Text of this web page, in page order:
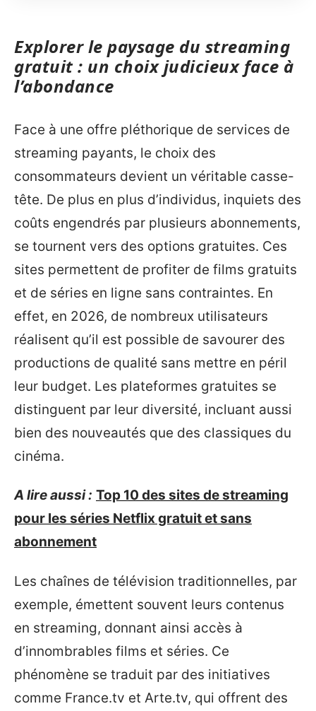
Explorer le paysage du streaming
gratuit : un choix judicieux face à
l’abondance
Face à une offre pléthorique de services de
streaming payants, le choix des
consommateurs devient un véritable casse-
tête. De plus en plus d’individus, inquiets des
coûts engendrés par plusieurs abonnements,
se tournent vers des options gratuites. Ces
sites permettent de profiter de films gratuits
et de séries en ligne sans contraintes. En
effet, en 2026, de nombreux utilisateurs
réalisent qu’il est possible de savourer des
productions de qualité sans mettre en péril
leur budget. Les plateformes gratuites se
distinguent par leur diversité, incluant aussi
bien des nouveautés que des classiques du
cinéma.
A lire aussi : Top 10 des sites de streaming
pour les séries Netflix gratuit et sans
abonnement
Les chaînes de télévision traditionnelles, par
exemple, émettent souvent leurs contenus
en streaming, donnant ainsi accès à
d’innombrables films et séries. Ce
phénomène se traduit par des initiatives
comme France.tv et Arte.tv, qui offrent des